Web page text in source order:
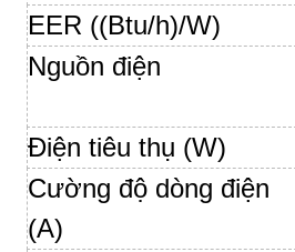
EER ((Btu/h)/W)
Nguồn điện
Điện tiêu thụ (W)
Cường độ dòng điện
(A)